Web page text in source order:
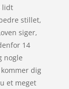
lidt
stillet,
siger,
14
nogle
dig
et meget